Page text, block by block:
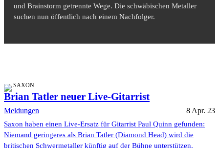
und Brainstorm getrennte Wege. Die schwäbischen Metaller
suchen nun öffentlich nach einem Nachfolger.
SAXON
Brian Tatler neuer Live-Gitarrist
Meldungen 8 Apr. 23
Saxon haben einen Live-Ersatz für Gitarrist Paul Quinn gefunden:
Niemand geringeres als Brian Tatler (Diamond Head) wird die
britischen Schwermetaller künftig auf der Bühne unterstützen.